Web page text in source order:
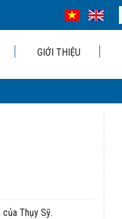
GIỚI THIỆU
Thụy Sỹ.